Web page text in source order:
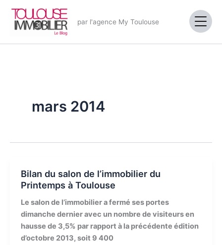
contenu
par l'agence My Toulouse
mars 2014
Bilan du salon de l’immobilier du
Printemps à Toulouse
Le salon de l’immobilier a fermé ses portes
dimanche dernier avec un nombre de visiteurs en
hausse de 3,5% par rapport à la précédente édition
d’octobre 2013, soit 9 400